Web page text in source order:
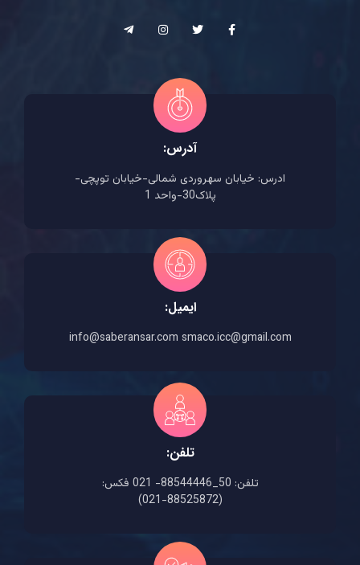
آدرس:
ادرس: خیابان سهروردی شمالی-خیابان توپچی-
پلاک30-واحد 1
ایمیل:
info@saberansar.com smaco.icc@gmail.com
تلفن:
تلفن: 50_88544446- 021 فکس:
(88525872-021)